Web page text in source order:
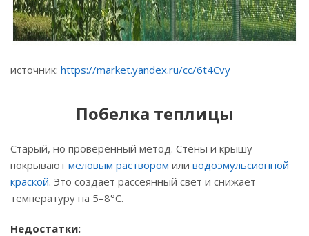
источник: https://market.yandex.ru/cc/6t4Cvy
Побелка теплицы
Старый, но проверенный метод. Стены и крышу
покрывают меловым раствором или водоэмульсионной
краской. Это создает рассеянный свет и снижает
температуру на 5–8°C.
Недостатки: